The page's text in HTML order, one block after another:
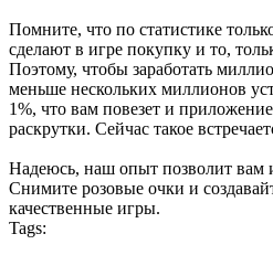
Помните, что по статистике
сделают в игре покупку и то,
Поэтому, чтобы заработать
меньше нескольких миллионов
1%, что вам повезет и
раскрутки. Сейчас такое
Надеюсь, наш опыт позволит вам
Снимите розовые очки и
качественные игры.
Tags: